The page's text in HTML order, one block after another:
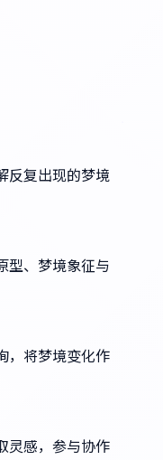
反复出现的梦境
型、梦境象征与
，将梦境变化作
灵感，参与协作